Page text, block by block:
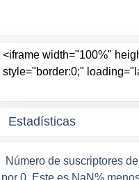
Estadísticas
Número de suscriptores
por 0. Este es NaN%